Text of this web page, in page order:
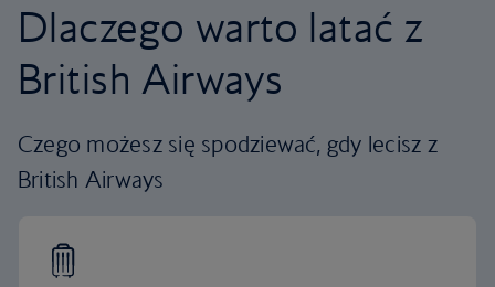
Dlaczego warto latać z
British Airways
Czego możesz się spodziewać, gdy lecisz z
British Airways